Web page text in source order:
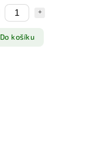
Do košíku